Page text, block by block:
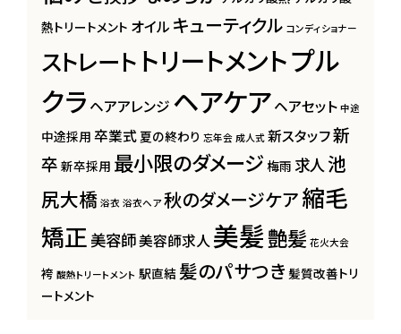
熱トリートメント オイル キューティクル コンディショナー
ストレート トリートメントプル
クラ ヘアアレンジ ヘアケアヘアセット 中途
中途採用 卒業式夏の終わり 忘年会 成人式 新スタッフ新
卒 新卒採用 最小限のダメージ梅雨 求人 池
尻大橋 浴衣 浴衣ヘア 秋のダメージケア縮毛
矯正 美容師美容師求人美髪艶髪 花火大会
袴 酸熱トリートメント 駅直結 髪のパサつき 髪質改善トリ
ートメント